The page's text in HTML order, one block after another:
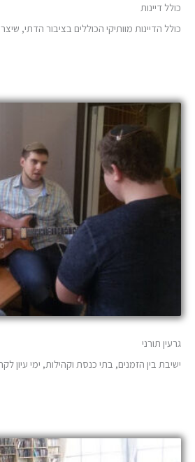
כולל דיינות
כולל הדיינות מוותיקי הכוללים בציבור הדתי,
גרעין תורני
ישיבת בין הזמנים, בתי כנסת וקהילות, ימי עיון